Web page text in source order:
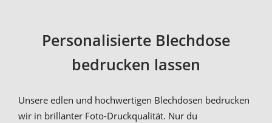
Personalisierte Blechdose
bedrucken lassen
Unsere edlen und hochwertigen Blechdosen bedrucken
wir in brillanter Foto-Druckqualität. Nur du